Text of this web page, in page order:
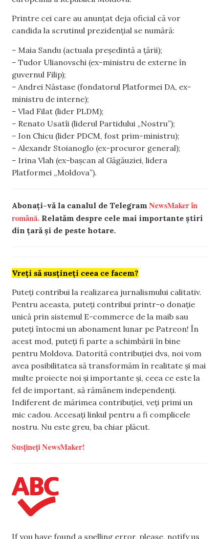
Printre cei care au anunțat deja oficial că vor
candida la scrutinul prezidențial se numără:
– Maia Sandu (actuala președintă a țării);
– Tudor Ulianovschi (ex-ministru de externe în
guvernul Filip);
– Andrei Năstase (fondatorul Platformei DA, ex-
ministru de interne);
– Vlad Filat (lider PLDM);
– Renato Usatîi (liderul Partidului „Nostru”);
– Ion Chicu (lider PDCM, fost prim-ministru);
– Alexandr Stoianoglo (ex-procuror general);
– Irina Vlah (ex-bașcan al Găgăuziei, lidera
Platformei „Moldova”).
Abonați-vă la canalul de Telegram NewsMaker în
română. Relatăm despre cele mai importante știri
din țară și de peste hotare.
Vreți să susțineți ceea ce facem?
Puteți contribui la realizarea jurnalismului calitativ.
Pentru aceasta, puteți contribui printr-o donație
unică prin sistemul E-commerce de la maib sau
puteți întocmi un abonament lunar pe Patreon! În
acest mod, puteți fi parte a schimbării în bine
pentru Moldova. Datorită contribuției dvs, noi vom
avea posibilitatea să transformăm în realitate și mai
multe proiecte noi și importante și, ceea ce este la
fel de important, să rămânem independenți.
Indiferent de mărimea contribuției, veți primi un
mic cadou. Accesați linkul pentru a fi complicele
nostru. Nu este greu, ba chiar plăcut.
Susțineți NewsMaker!
If you have found a spelling error, please, notify us